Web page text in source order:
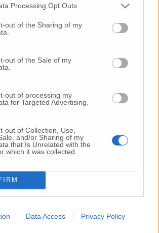
Processing Opt Outs
out of the Sharing of my
out of the Sale of my
out of processing my
for Targeted Advertising.
out of Collection, Use,
and/or Sharing of my
that Is Unrelated with the
which it was collected.
Data Access Privacy Policy
a colpirsi da soli
e lasciati al
l’ennesimo femminicidio:
la furia col coltello
a Loreto.Donna uccisa a
il compagno: “L’ho ammazzata”
tra auto e moto a Numana:
in eliambulanza a Torrette
all’asilo, parla il sindaco:
in mattinata, anche i miei figli
taser,
in corso per accertare le